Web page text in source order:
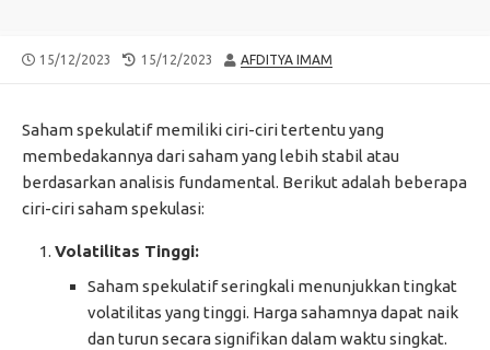
PUBLISHED
15/12/2023
LAST
15/12/2023 AUTHOR
AFDITYA IMAM
Saham spekulatif memiliki ciri-ciri tertentu yang
membedakannya dari saham yang lebih stabil atau
berdasarkan analisis fundamental. Berikut adalah beberapa
ciri-ciri saham spekulasi:
Volatilitas Tinggi:
Saham spekulatif seringkali menunjukkan tingkat
volatilitas yang tinggi. Harga sahamnya dapat naik
dan turun secara signifikan dalam waktu singkat.